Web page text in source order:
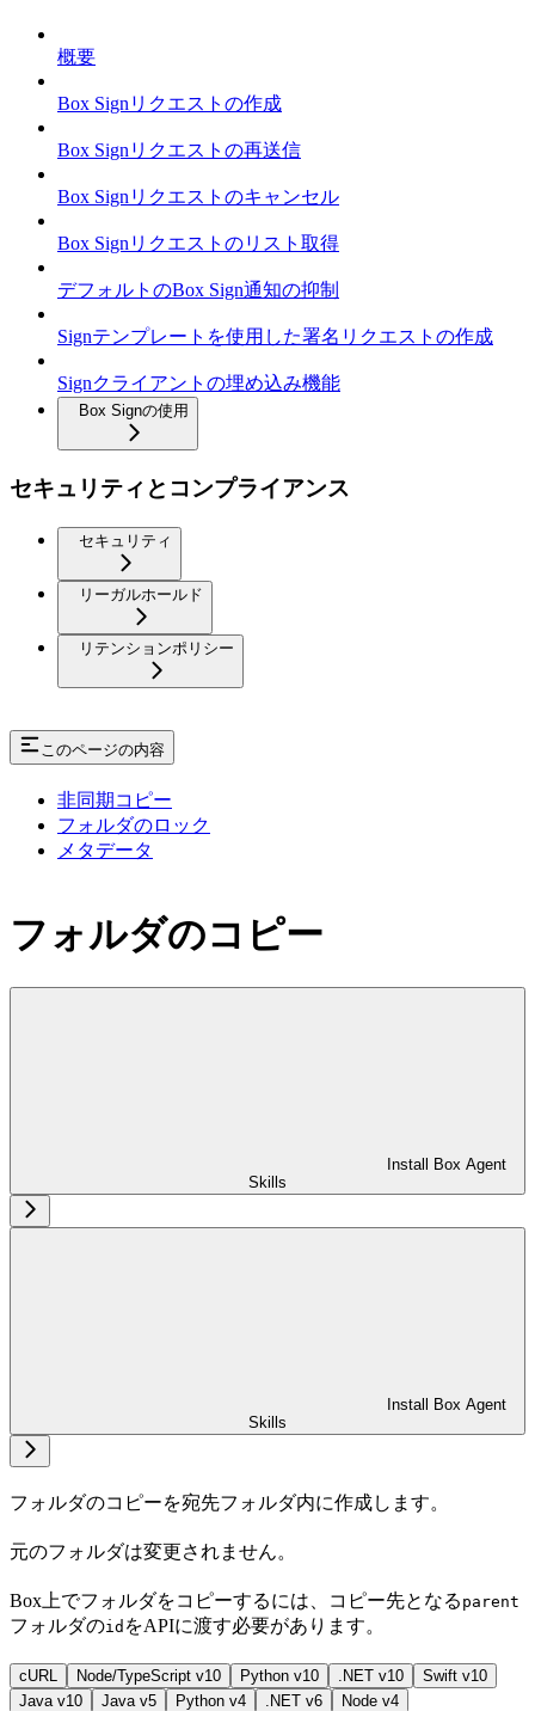
概要
Box Signリクエストの作成
Box Signリクエストの再送信
Box Signリクエストのキャンセル
Box Signリクエストのリスト取得
デフォルトのBox Sign通知の抑制
Signテンプレートを使用した署名リクエストの作成
Signクライアントの埋め込み機能
Box Signの使用
セキュリティとコンプライアンス
セキュリティ
リーガルホールド
リテンションポリシー
このページの内容
非同期コピー
フォルダのロック
メタデータ
フォルダのコピー
Install Box Agent
Skills
Install Box Agent
Skills
フォルダのコピーを宛先フォルダ内に作成します。
元のフォルダは変更されません。
Box上でフォルダをコピーするには、コピー先となる parent
フォルダのid をAPIに渡す必要があります。
cURL Node/TypeScript v10 Python v10 .NET v10
Swift v10
Java v10
Java v5 Python v4 .NET v6 Node v4